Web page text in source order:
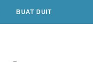
BUAT DUIT